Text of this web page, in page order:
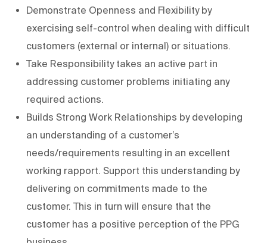
Demonstrate Openness and Flexibility by
exercising self-control when dealing with difficult
customers (external or internal) or situations.
Take Responsibility takes an active part in
addressing customer problems initiating any
required actions.
Builds Strong Work Relationships by developing
an understanding of a customer’s
needs/requirements resulting in an excellent
working rapport. Support this understanding by
delivering on commitments made to the
customer. This in turn will ensure that the
customer has a positive perception of the PPG